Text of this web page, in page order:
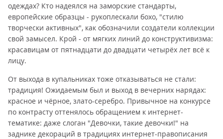
одеждах? Кто надеялся на заморские стандарты,
европейские образцы - рукоплескали бохо, "стилю
творчески активных", как обозначили создатели коллекции
свой замысел. Крой - от мягких линий до конструктивизма:
красавицам от пятнадцати до двадцати четырёх лет всё к
лицу.
От выхода в купальниках тоже отказываться не стали:
традиция! Ожидаемым был и выход в вечерних нарядах:
красное и чёрное, злато-серебро. Привычное на конкурсе
по контрасту оттенялось обращением к интернет-
тематике: даже слоган "Девочки, такие девочки!" на
заднике декораций в традициях интернет-правописания